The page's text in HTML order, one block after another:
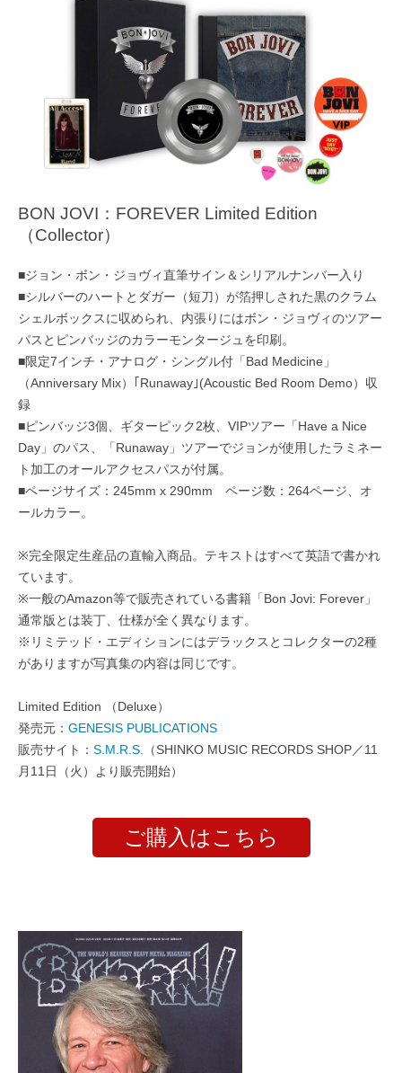
BON JOVI：FOREVER Limited Edition
（Collector）
■ジョン・ボン・ジョヴィ直筆サイン＆シリアルナンバー入り
■シルバーのハートとダガー（短刀）が箔押しされた黒のクラム
シェルボックスに収められ、内張りにはボン・ジョヴィのツアー
パスとピンバッジのカラーモンタージュを印刷。
■限定7インチ・アナログ・シングル付「Bad Medicine」
（Anniversary Mix）｢Runaway｣(Acoustic Bed Room Demo）収
録
■ピンバッジ3個、ギターピック2枚、VIPツアー「Have a Nice
Day」のパス、「Runaway」ツアーでジョンが使用したラミネー
ト加工のオールアクセスパスが付属。
■ページサイズ：245mm x 290mm ページ数：264ページ、オ
ールカラー。
※完全限定生産品の直輸入商品。テキストはすべて英語で書かれ
ています。
※一般のAmazon等で販売されている書籍「Bon Jovi: Forever」
通常版とは装丁、仕様が全く異なります。
※リミテッド・エディションにはデラックスとコレクターの2種
がありますが写真集の内容は同じです。
Limited Edition （Deluxe）
発売元： GENESIS PUBLICATIONS
販売サイト： S.M.R.S. （SHINKO MUSIC RECORDS SHOP／11
月11日（火）より販売開始）
ご購入はこちら